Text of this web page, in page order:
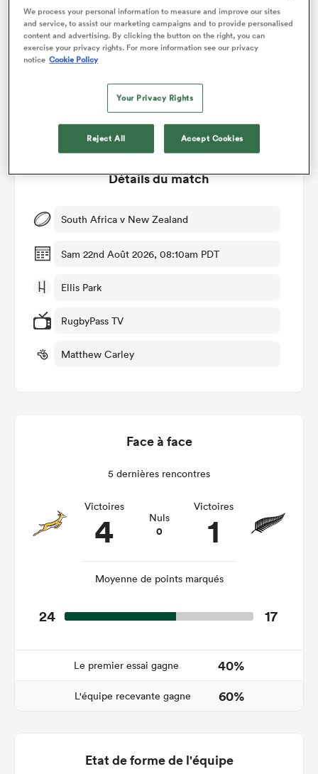
Appuyez pour voter
74% 26%
Détails du match
South Africa v New Zealand
Sam 22nd Août 2026, 08:10am PDT
Ellis Park
RugbyPass TV
Matthew Carley
Face à face
5 dernières rencontres
Victoires
4 Nuls
0
Victoires
1
Moyenne de points marqués
24 17
Le premier essai gagne 40%
L'équipe recevante gagne 60%
Etat de forme de l'équipe
We process your personal information to measure and improve our sites
and service, to assist our marketing campaigns and to provide personalised
content and advertising. By clicking the button on the right, you can
exercise your privacy rights. For more information see our privacy
notice Cookie Policy
Your Privacy Rights
Reject All Accept Cookies